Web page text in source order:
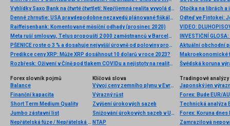
Vyhlídky Saxo Bank na čtvrté čtvrtletí: Nepříjemná realita vyvolá další cyklus uvolnění
Denné zhrnutie: USA pravdepodobne nezavedú plánované fiškálne stimuly v auguste
Raiffeisenbank: Komentované měsíční odhady (prosinec 2020)
Meta ruší smlouvu, Telus propouští 2 000 zaměstnanců v Barceloně
PŠENICE roste o 3 % a dosahuje nejvyšší úrovně od poloviny prosince, zatímco USDIDX maže počáteční zisky 📈
Predikce ceny XRP: Může XRP dosáhnout 10 dolarů v roce 2023?
Rozbřesk: Oživení v Číně pod tlakem COVIDu a nejistoty na realitním trhu
Otočka na librách a
Aktuální obchodní
Makroekonomické
Švédská koruna
Forex slovník pojmů
Balance
Finanční kapacita
Short Term Medium Quality
Jumbo zástavní list
Nepřátelská fúze / Nepřátelská nabídka na převzetí firmy
Klíčová slova
Vývoj ceny zemního plynu v Evropě
Výrazný růst
Zvýšení úrokových sazeb
Snižování úrokových sazeb v USA
NTAP
Tradingové analýzy
Japonský jen
Forex: Bude EUR/
Technická analýza
Forex: Koruna
Zamrazilová